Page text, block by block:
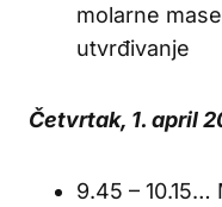
molarne
utvrđivanje
Četvrtak, 1. april
9.45 – 10.15…